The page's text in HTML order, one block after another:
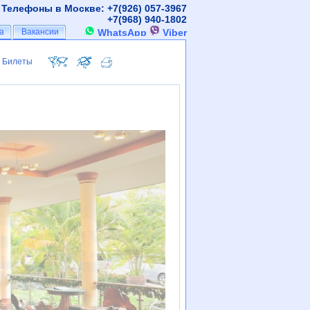
Билеты
Билеты
Телефоны в Москве: +7(926) 057-3967
+7(968) 940-1802
WhatsApp
Viber
Вакансии
Вакансии